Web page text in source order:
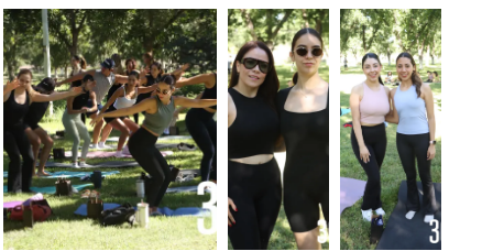
FOTO:
LUIS
MELÉNDEZ
FOTO: LUIS
MELÉNDEZ
FOTO:
LUIS
MELÉNDEZ